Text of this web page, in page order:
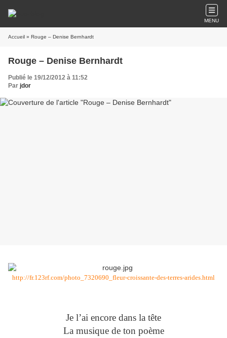
MENU
Accueil » Rouge – Denise Bernhardt
Rouge – Denise Bernhardt
Publié le 19/12/2012 à 11:52
Par jdor
http://fr.123rf.com/photo_7320690_fleur-croissante-des-terres-arides.html
Je l’ai encore dans la tête
La musique de ton poème